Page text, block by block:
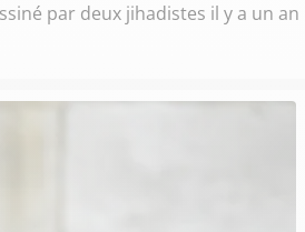
par deux jihadistes il y a un an